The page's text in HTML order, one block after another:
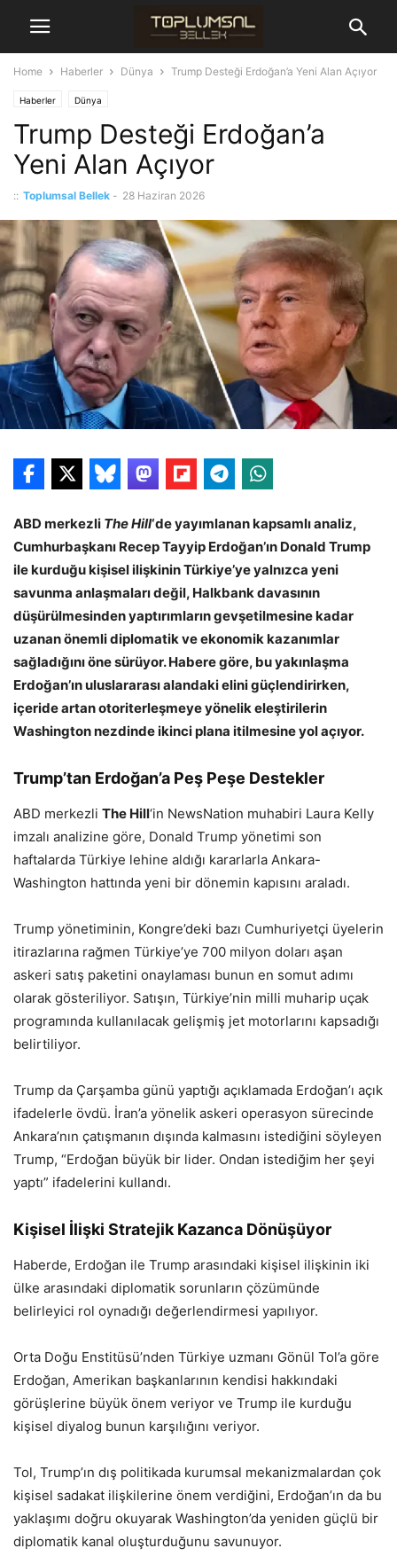
Home Haberler Dünya Trump Desteği Erdoğan’a Yeni Alan Açıyor
Haberler Dünya
Trump Desteği Erdoğan’a
Yeni Alan Açıyor
:: Toplumsal Bellek - 28 Haziran 2026
ABD merkezli The Hill‘de yayımlanan kapsamlı analiz,
Cumhurbaşkanı Recep Tayyip Erdoğan’ın Donald Trump
ile kurduğu kişisel ilişkinin Türkiye’ye yalnızca yeni
savunma anlaşmaları değil, Halkbank davasının
düşürülmesinden yaptırımların gevşetilmesine kadar
uzanan önemli diplomatik ve ekonomik kazanımlar
sağladığını öne sürüyor. Habere göre, bu yakınlaşma
Erdoğan’ın uluslararası alandaki elini güçlendirirken,
içeride artan otoriterleşmeye yönelik eleştirilerin
Washington nezdinde ikinci plana itilmesine yol açıyor.
Trump’tan Erdoğan’a Peş Peşe Destekler
ABD merkezli The Hill‘in NewsNation muhabiri Laura Kelly
imzalı analizine göre, Donald Trump yönetimi son
haftalarda Türkiye lehine aldığı kararlarla Ankara-
Washington hattında yeni bir dönemin kapısını araladı.
Trump yönetiminin, Kongre’deki bazı Cumhuriyetçi üyelerin
itirazlarına rağmen Türkiye’ye 700 milyon doları aşan
askeri satış paketini onaylaması bunun en somut adımı
olarak gösteriliyor. Satışın, Türkiye’nin milli muharip uçak
programında kullanılacak gelişmiş jet motorlarını kapsadığı
belirtiliyor.
Trump da Çarşamba günü yaptığı açıklamada Erdoğan’ı açık
ifadelerle övdü. İran’a yönelik askeri operasyon sürecinde
Ankara’nın çatışmanın dışında kalmasını istediğini söyleyen
Trump, “Erdoğan büyük bir lider. Ondan istediğim her şeyi
yaptı” ifadelerini kullandı.
Kişisel İlişki Stratejik Kazanca Dönüşüyor
Haberde, Erdoğan ile Trump arasındaki kişisel ilişkinin iki
ülke arasındaki diplomatik sorunların çözümünde
belirleyici rol oynadığı değerlendirmesi yapılıyor.
Orta Doğu Enstitüsü’nden Türkiye uzmanı Gönül Tol’a göre
Erdoğan, Amerikan başkanlarının kendisi hakkındaki
görüşlerine büyük önem veriyor ve Trump ile kurduğu
kişisel diyalog bunun karşılığını veriyor.
Tol, Trump’ın dış politikada kurumsal mekanizmalardan çok
kişisel sadakat ilişkilerine önem verdiğini, Erdoğan’ın da bu
yaklaşımı doğru okuyarak Washington’da yeniden güçlü bir
diplomatik kanal oluşturduğunu savunuyor.